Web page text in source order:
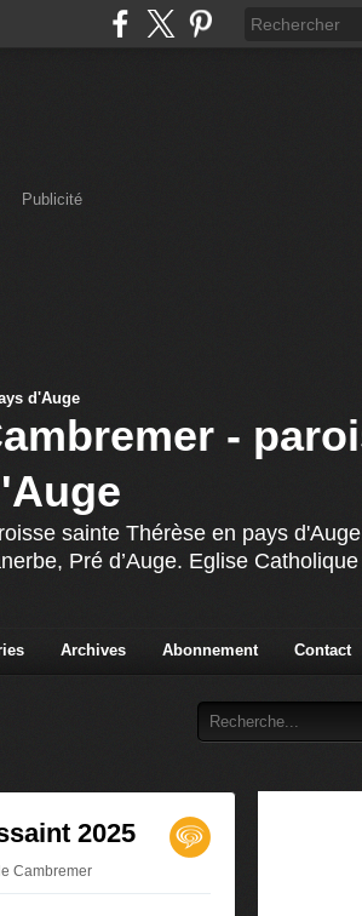
Publicité
-
sainte Thérèse en pays
Pré d’Auge. Eglise
Archives Abonnement Contact
2025
Cambremer